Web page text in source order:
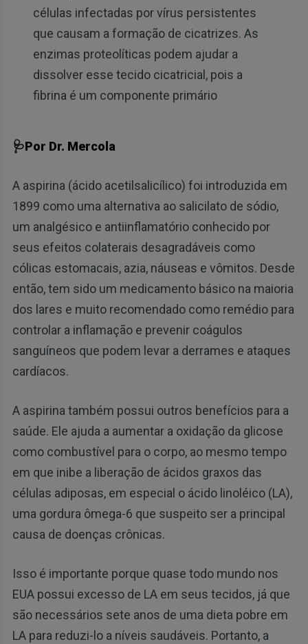
células infectadas por vírus persistentes
que causam a formação de cicatrizes. As
enzimas proteolíticas podem ajudar a
dissolver esse tecido cicatricial, pois a
fibrina é um componente primário
🩺Por Dr. Mercola
A aspirina (ácido acetilsalicílico) foi introduzida em
1899 como uma alternativa ao salicilato de sódio,
um analgésico e antiinflamatório conhecido por
seus efeitos colaterais desagradáveis como
cólicas estomacais, azia, náuseas e vômitos. Desde
então, tem sido um medicamento básico na maioria
dos lares e muito recomendado como remédio para
controlar a inflamação e prevenir coágulos
sanguíneos que podem levar a derrames e ataques
cardíacos.
A aspirina também possui outros benefícios para a
saúde. Ele ajuda a aumentar a oxidação da glicose
como combustível para o corpo, ao mesmo tempo
em que inibe a liberação de ácidos graxos das
células adiposas, em especial o ácido linoléico (LA),
uma gordura ômega-6 que suspeito ser a principal
causa de doenças crônicas.
Isso é importante porque quase todo mundo nos
EUA possui excesso de LA em seus tecidos, já que
são necessários sete anos de uma dieta pobre em
LA para reduzi-lo a níveis saudáveis. Portanto, a